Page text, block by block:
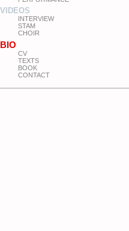
VIDEOS
INTERVIEW
STAM
CHOIR
BIO
CV
TEXTS
BOOK
CONTACT